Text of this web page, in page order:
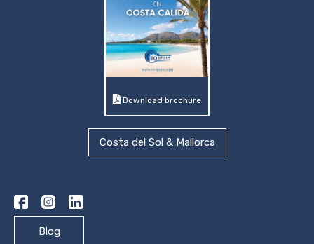
Download brochure
Costa del Sol & Mallorca
Blog